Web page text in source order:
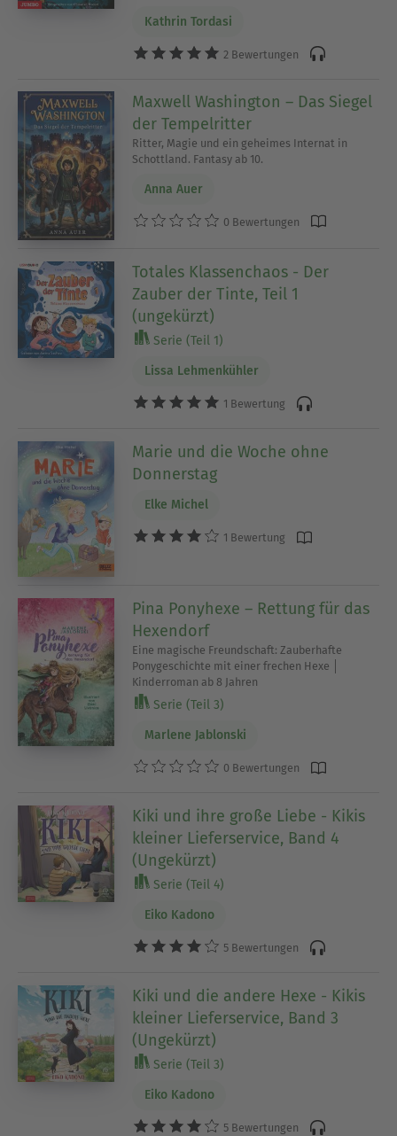
Kathrin Tordasi
2 Bewertungen
Maxwell Washington – Das Siegel
der Tempelritter
Ritter, Magie und ein geheimes Internat in
Schottland. Fantasy ab 10.
Anna Auer
0 Bewertungen
Totales Klassenchaos - Der
Zauber der Tinte, Teil 1
(ungekürzt)
Serie (Teil 1)
Lissa Lehmenkühler
1 Bewertung
Marie und die Woche ohne
Donnerstag
Elke Michel
1 Bewertung
Pina Ponyhexe – Rettung für das
Hexendorf
Eine magische Freundschaft: Zauberhafte
Ponygeschichte mit einer frechen Hexe │
Kinderroman ab 8 Jahren
Serie (Teil 3)
Marlene Jablonski
0 Bewertungen
Kiki und ihre große Liebe - Kikis
kleiner Lieferservice, Band 4
(Ungekürzt)
Serie (Teil 4)
Eiko Kadono
5 Bewertungen
Kiki und die andere Hexe - Kikis
kleiner Lieferservice, Band 3
(Ungekürzt)
Serie (Teil 3)
Eiko Kadono
5 Bewertungen